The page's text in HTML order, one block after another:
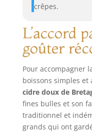
crêpes.
L’accord
goûter
Pour accompagner
boissons simples
cidre doux de
fines bulles et son
traditionnel et
grands qui ont